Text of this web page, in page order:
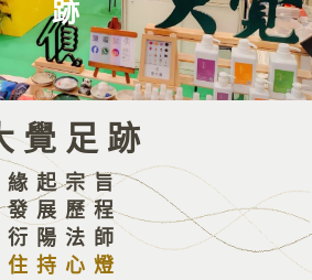
覺足跡
緣起宗旨
發展歷程
衍陽法師
住持心燈